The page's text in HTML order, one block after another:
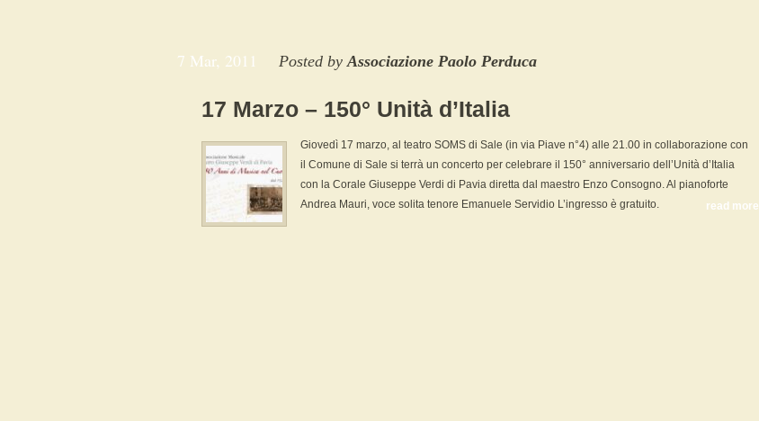
7 Mar, 2011 Posted byAssociazione Paolo Perduca
17 Marzo – 150° Unità d’Italia
Giovedì 17 marzo, al teatro SOMS di Sale (in via Piave n°4) alle 21.00 in collaborazione con
il Comune di Sale si terrà un concerto per celebrare il 150° anniversario dell’Unità d’Italia
con la Corale Giuseppe Verdi di Pavia diretta dal maestro Enzo Consogno. Al pianoforte
Andrea Mauri, voce solita tenore Emanuele Servidio L’ingresso è gratuito.
read more